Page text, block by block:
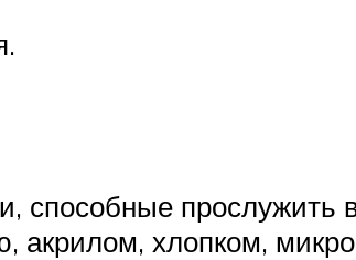
способные прослужить
акрилом, хлопком,